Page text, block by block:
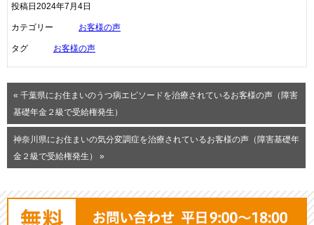
投稿日2024年7月4日
カテゴリー お客様の声
タグ お客様の声
« 千葉県にお住まいのうつ病エピソードを治療されているお客様の声（障害
基礎年金２級で受給権発生）
神奈川県にお住まいの気分変調症を治療されているお客様の声（障害基礎年
金２級で受給権発生） »